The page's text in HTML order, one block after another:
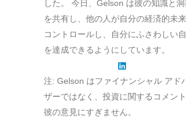
した。 今日、Gelson は彼の知識と洞
を共有し、他の人が自分の経済的未
コントロールし、自分にふさわしい
を達成できるようにしています。
注: Gelson はファイナンシャル アド
ザーではなく、投資に関するコメン
彼の意見にすぎません。